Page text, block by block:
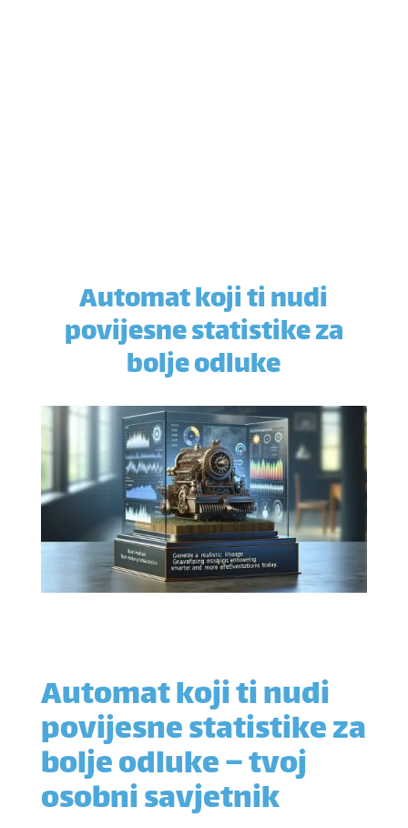
Automat koji ti nudi
povijesne statistike za
bolje odluke
Automat koji ti nudi
povijesne statistike za
bolje odluke – tvoj
osobni savjetnik